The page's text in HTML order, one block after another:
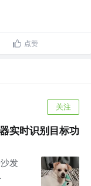
点赞
关注
实时识别目标功
发